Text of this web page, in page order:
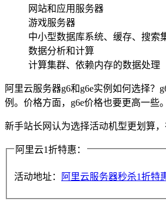
网站和应用服务器
游戏服务器
中小型数据库系统、缓存、搜索
数据分析和计算
计算集群、依赖内存的数据处理
阿里云服务器g6和g6e实例如何选择？
例。价格方面，g6e价格也要更高一些
新手站长网认为选择活动机型更划算
阿里云1折特惠：
活动地址： 阿里云服务器秒杀1折特